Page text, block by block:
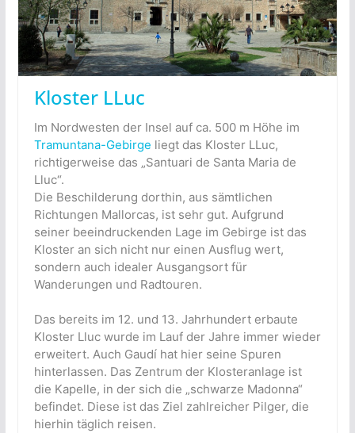
Kloster LLuc
Im Nordwesten der Insel auf ca. 500 m Höhe im
Tramuntana-Gebirge liegt das Kloster LLuc,
richtigerweise das „Santuari de Santa Maria de
Lluc“.
Die Beschilderung dorthin, aus sämtlichen
Richtungen Mallorcas, ist sehr gut. Aufgrund
seiner beeindruckenden Lage im Gebirge ist das
Kloster an sich nicht nur einen Ausflug wert,
sondern auch idealer Ausgangsort für
Wanderungen und Radtouren.
Das bereits im 12. und 13. Jahrhundert erbaute
Kloster Lluc wurde im Lauf der Jahre immer wieder
erweitert. Auch Gaudí hat hier seine Spuren
hinterlassen. Das Zentrum der Klosteranlage ist
die Kapelle, in der sich die „schwarze Madonna“
befindet. Diese ist das Ziel zahlreicher Pilger, die
hierhin täglich reisen.